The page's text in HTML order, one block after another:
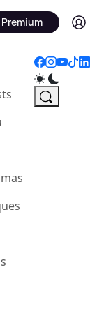
Premium Log in